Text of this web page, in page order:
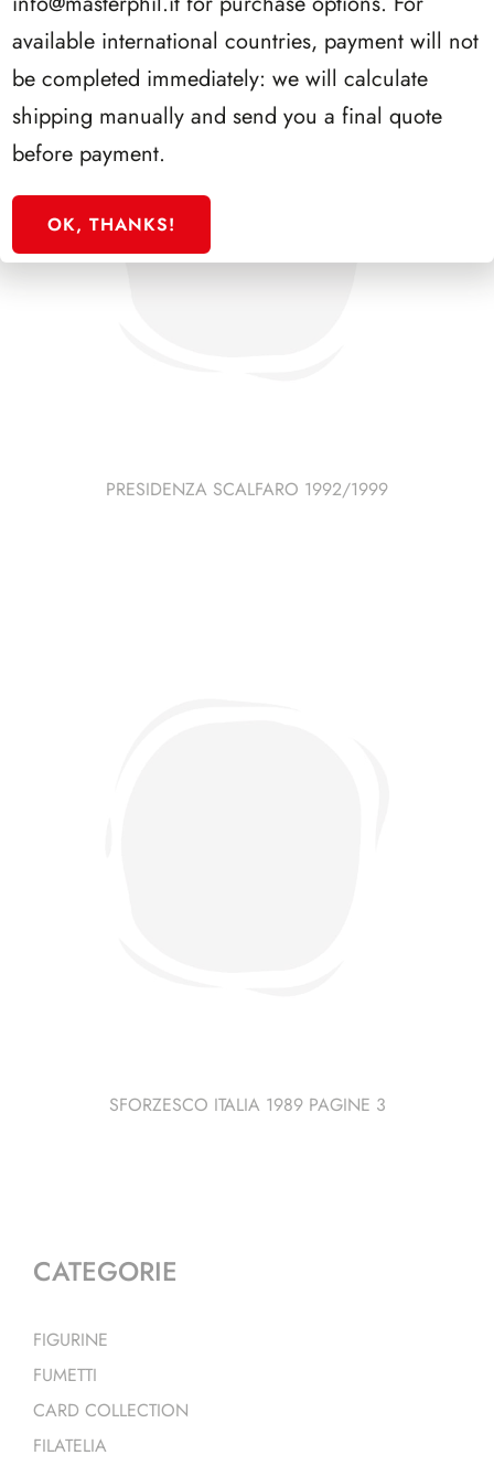
PRESIDENZA SCALFARO 1992/1999
SFORZESCO ITALIA 1989 PAGINE 3
CATEGORIE
FIGURINE
FUMETTI
CARD COLLECTION
FILATELIA
available international countries, payment will not
be completed immediately: we will calculate
shipping manually and send you a final quote
before payment.
OK, THANKS!